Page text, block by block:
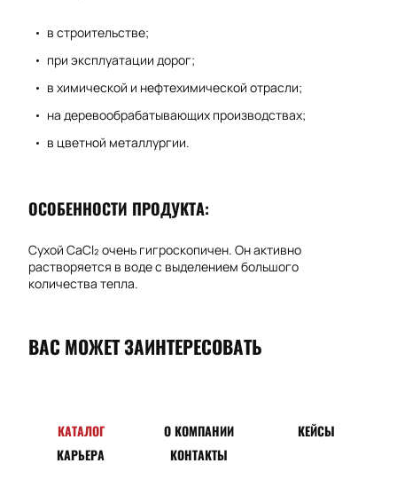
в строительстве;
при эксплуатации дорог;
в химической и нефтехимической отрасли;
на деревообрабатывающих производствах;
в цветной металлургии.
ОСОБЕННОСТИ ПРОДУКТА:
Сухой CaCl₂ очень гигроскопичен. Он активно
растворяется в воде с выделением большого
количества тепла.
ВАС МОЖЕТ ЗАИНТЕРЕСОВАТЬ
КАТАЛОГ О КОМПАНИИ
КЕЙСЫ
КАРЬЕРА
КОНТАКТЫ